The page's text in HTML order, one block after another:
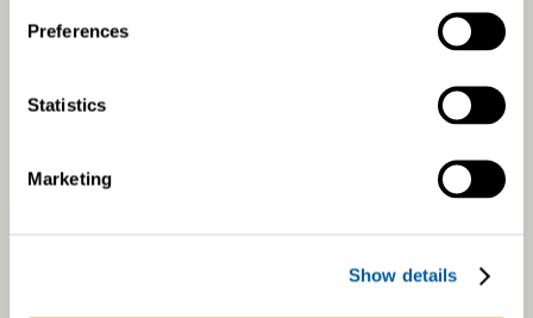
Preferences
Statistics
Marketing
Show details
Haluamme kasvaa ja kehittyä. Toimintamme perustuu
kannattavaan liiketoimintaan, minkä ansiosta voimme
tulevaisuuteen.